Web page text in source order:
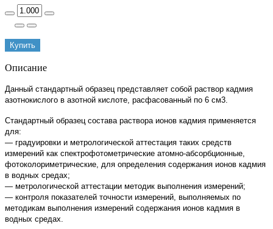
Купить
Описание
Данный стандартный образец представляет собой раствор кадмия
азотнокислого в азотной кислоте, расфасованный по 6 см3.
Стандартный образец состава раствора ионов кадмия применяется
для:
— градуировки и метрологической аттестация таких средств
измерений как спектрофотометрические атомно-абсорбционные,
фотоколориметрические, для определения содержания ионов кадмия
в водных средах;
— метрологической аттестации методик выполнения измерений;
— контроля показателей точности измерений, выполняемых по
методикам выполнения измерений содержания ионов кадмия в
водных средах.